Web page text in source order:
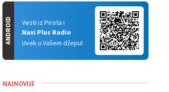
Vesti iz Pirota i
Naxi Plus Radio
Uvek u Vašem džepu!
ANDROID
NAJNOVIJE